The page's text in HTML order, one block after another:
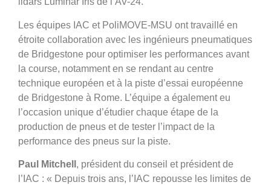
Les équipes IAC et PoliMOVE-MSU ont travaillé en
étroite collaboration avec les ingénieurs pneumatiques
de Bridgestone pour optimiser les performances avant
la course, notamment en se rendant au centre
technique européen et à la piste d’essai européenne
de Bridgestone à Rome. L’équipe a également eu
l’occasion unique d’étudier chaque étape de la
production de pneus et de tester l’impact de la
performance des pneus sur la piste.
Paul Mitchell , président du conseil et président de
l’IAC : « Depuis trois ans, l’IAC repousse les limites de